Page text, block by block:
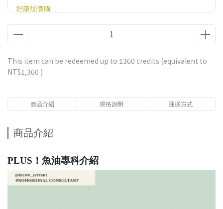
好康加價購
官網滿額贈好禮（恕無法指定，不需贈品請備註）
This item can be redeemed up to 1360 credits (equivalent to
NT$1,360 )
商品介紹 規格說明 運送方式
商品介紹
PLUS！魚油專科介紹